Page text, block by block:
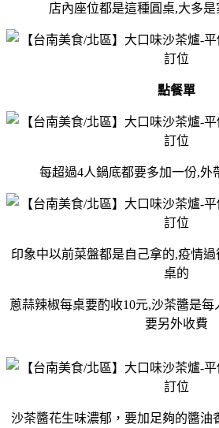
店內座位都是這種圓桌,大多
點餐單
每超過4人鍋底都要多加一份,外
印象中以前菜盤都是自己拿的,疫情
桌的
蔥蒜辣椒每桌要酌收10元,沙茶醬是
要另外收費
沙茶醬花生味濃郁，要加足夠的醬油